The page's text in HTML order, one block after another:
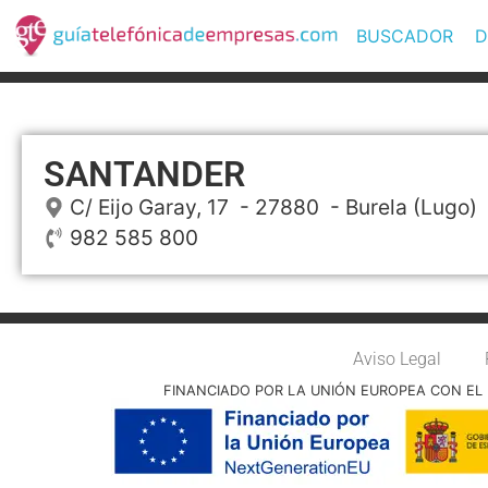
BUSCADOR
SANTANDER
C/ Eijo Garay, 17 - 27880 - Burela (Lugo)
982 585 800
Aviso Legal
FINANCIADO POR LA UNIÓN EUROPEA CON